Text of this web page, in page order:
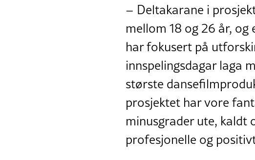
– Deltakarane i
mellom 18 og 26 år,
har fokusert på
innspelingsdagar laga
største
prosjektet har vore
minusgrader ute, kaldt
profesjonelle og